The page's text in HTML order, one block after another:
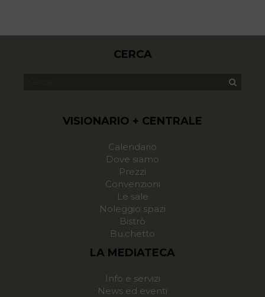
CERCA
VISIONARIO + CENTRALE
Calendario
Dove siamo
Prezzi
Convenzioni
Le sale
Noleggio spazi
Bistrò
Bu.chetto
LA MEDIATECA
Info e servizi
News ed eventi